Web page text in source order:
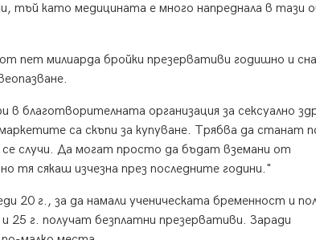
тъй като медицината е много напреднала в тази
пет милиарда бройки презервативи годишно и
благотворителната организация за сексуално
са скъпи за купуване. Трябва да станат
случи. Да могат просто да бъдат вземани от
тя сякаш изчезна през последните години."
20 г., за да намали ученическата бременност и
25 г. получат безплатни презервативи. Заради